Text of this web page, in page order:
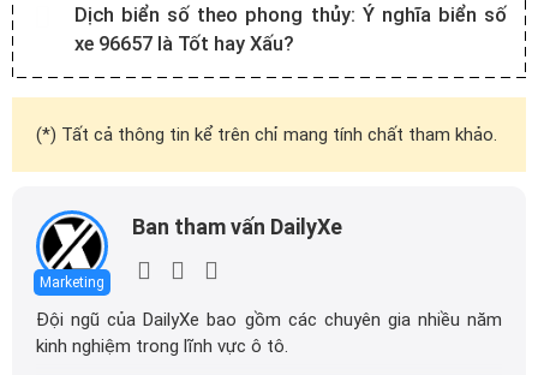
Dịch biển số theo phong thủy: Ý nghĩa biển số
xe 96657 là Tốt hay Xấu?
(*) Tất cả thông tin kể trên chỉ mang tính chất tham khảo.
Marketing
Ban tham vấn DailyXe
Đội ngũ của DailyXe bao gồm các chuyên gia nhiều năm
kinh nghiệm trong lĩnh vực ô tô.